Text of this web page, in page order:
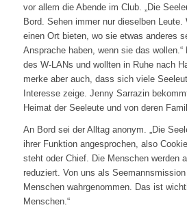
vor allem die Abende im Club. „Die
Bord. Sehen immer nur dieselben Leute.
einen Ort bieten, wo sie etwas anderes
Ansprache haben, wenn sie das
des W-LANs und wollten in Ruhe nach
merke aber auch, dass sich viele
Interesse zeige. Jenny Sarrazin
Heimat der Seeleute und von deren
An Bord sei der Alltag anonym. „Die
ihrer Funktion angesprochen, also
steht oder Chief. Die Menschen werden
reduziert. Von uns als
Menschen wahrgenommen. Das ist
Menschen.“